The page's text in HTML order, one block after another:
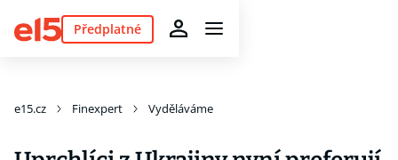
Předplatné
e15.cz Finexpert Vyděláváme